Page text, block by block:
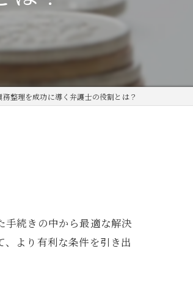
務整理を成功に導く弁護士の役割とは？
手続きの中から最適な解決
より有利な条件を引き出